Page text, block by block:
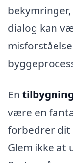
dialog kan
En
være en
forbedrer dit
Glem ikke at